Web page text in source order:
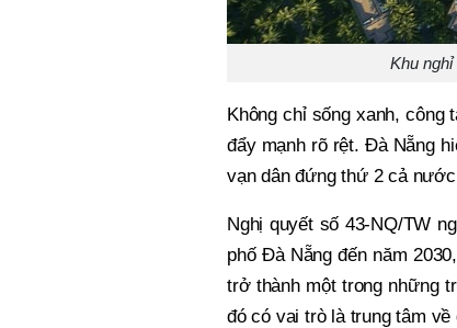
Khu
Không chỉ sống xanh, công
đẩy mạnh rõ rệt. Đà Nẵng
vạn dân đứng thứ 2 cả
Nghị quyết số 43-NQ/TW
phố Đà Nẵng đến năm
trở thành một trong những
đó có vai trò là trung tâm về